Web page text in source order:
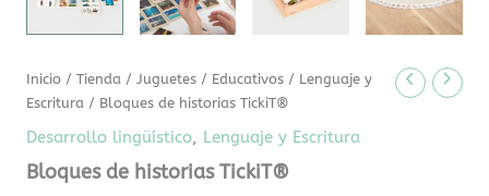
Inicio /Tienda /Juguetes / Educativos / Lenguaje y
Escritura / Bloques de historias TickiT®
Desarrollo lingüístico, Lenguaje y Escritura
Bloques de historias TickiT®